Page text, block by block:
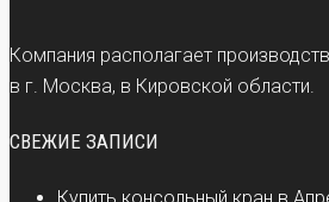
Компания располагает
в г. Москва, в Кировской области.
СВЕЖИЕ ЗАПИСИ